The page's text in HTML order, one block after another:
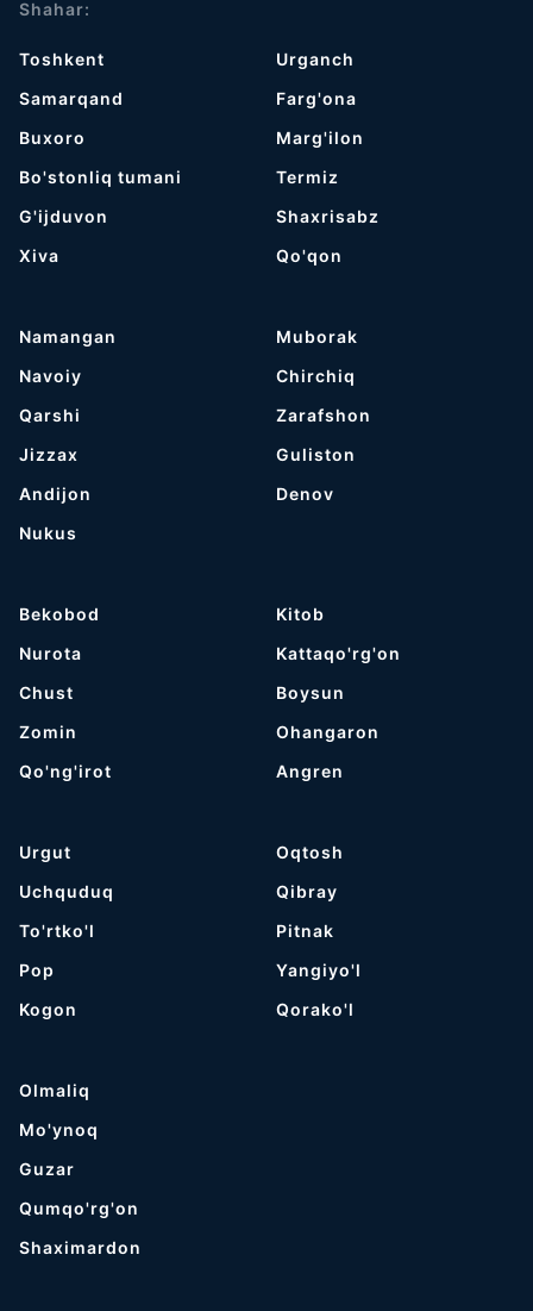
Shahar:
Toshkent
Samarqand
Buxoro
Bo'stonliq tumani
G'ijduvon
Хiva
Urganch
Farg'ona
Marg'ilon
Termiz
Shaxrisabz
Qo'qon
Namangan
Navoiy
Qarshi
Jizzax
Andijon
Nukus
Muborak
Chirchiq
Zarafshon
Guliston
Denov
Bekobod
Nurota
Chust
Zomin
Qo'ng'irot
Kitob
Kattaqo'rg'on
Boysun
Ohangaron
Angren
Urgut
Uchquduq
To'rtko'l
Pop
Kogon
Oqtosh
Qibray
Pitnak
Yangiyo'l
Qorako'l
Olmaliq
Mo'ynoq
Guzar
Qumqo'rg'on
Shaximardon